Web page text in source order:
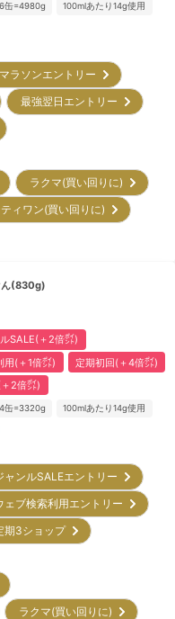
缶=4980g 100mlあたり14g使用
マラソンエントリー
最強翌日エントリー
ラクマ(買い回りに)
ィワン(買い回りに)
ん(830g)
SALE(＋2倍㌽)
用(＋1倍㌽)
定期初回(＋4倍㌽)
2倍㌽)
缶=3320g 100mlあたり14g使用
ャンルSALEエントリー
ェブ検索利用エントリー
期3ショップ
ラクマ(買い回りに)